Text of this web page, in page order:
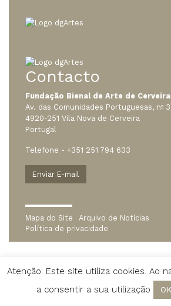
Contacto
Fundação Bienal de Arte de Cerveira
Av. das Comunidades Portuguesas, nº
4920-251 Vila Nova de Cerveira
Portugal
Telefone - +351 251 794 633
Mapa do Site
Arquivo de Notícias
Política de privacidade
Atenção: Este site utiliza cookies. Ao
a consentir a sua utilização
OK